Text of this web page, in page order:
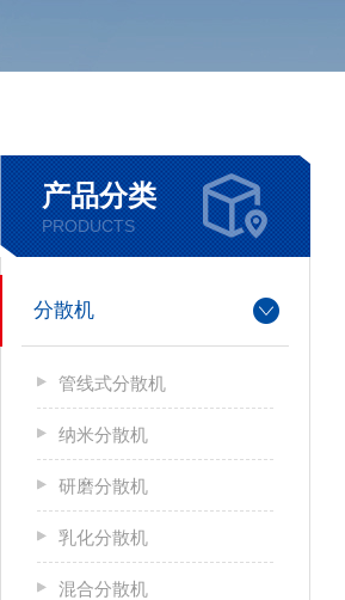
产品分类
PRODUCTS
分散机
管线式分散机
纳米分散机
研磨分散机
乳化分散机
混合分散机